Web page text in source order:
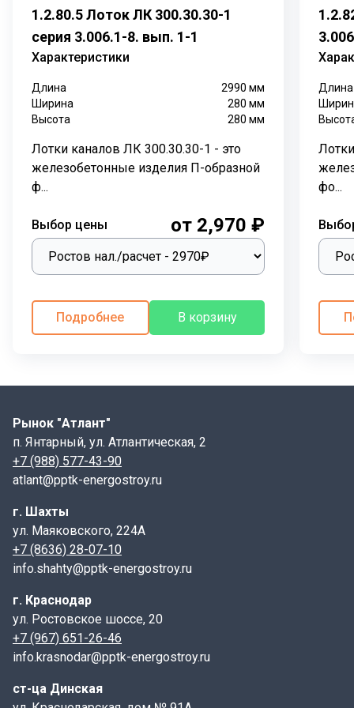
элементов. Лотки кабельныепрокладывают как
снаружи здания, так и внутри.
позволяет обеспечить надежную защиту
трубопровода с трех сторон от внешних
проложенных внутри коммуникаций обеспечивают
плиты перекрытия лотков.Лотки каналов
перекрывают
Бетонные каналы из лотковых элементов выполняют
важную функцию при
прокладывании трубопроводов в различных грунтах с
различные коммуникации надежно защищены в
герметично закрытых лотках каналов ЛК.
каналаЛоток ЛК 300.150.90 , Лоток ЛК 75.150.90 :
Наименование
Плита перекрытия ПТ 300.150.12
Плита перекрытия ПТ 300.150.14
Плита Перекрытия ПТ 75.150.14
монтаж данных изделий осуществить даже при
минусовой температуре воздуха. Для защиты от
грунтовых вод и химических веществ, перед началом
строительства, лотки ЛК обрабатывают
лотками заливаются мастикой и гидроизолируются.
1.2.80.5 Лоток ЛК 300.30.30-1
серия 3.006.1-8. вып. 1-1
Характеристики
Длина 2990мм
Ширина
280мм
Высота
280мм
Лотки каналов ЛК 300.30.30-1 - это
железобетонные изделия П-образной
ф...
Выбор цены от 2,970 ₽
Подробнее В корзину
Длина
фо...
Рынок "Атлант"
п. Янтарный, ул. Атлантическая, 2
+7 (988) 577-43-90
atlant@pptk-energostroy.ru
г. Шахты
ул. Маяковского, 224А
+7 (8636) 28-07-10
info.shahty@pptk-energostroy.ru
г. Краснодар
ул. Ростовское шоссе, 20
+7 (967) 651-26-46
info.krasnodar@pptk-energostroy.ru
ст-ца Динская